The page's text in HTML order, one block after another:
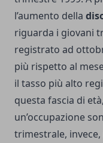
l’aumento della
riguarda i giovani
registrato ad
più rispetto al
il tasso più alto
questa fascia di
un’occupazione
trimestrale,